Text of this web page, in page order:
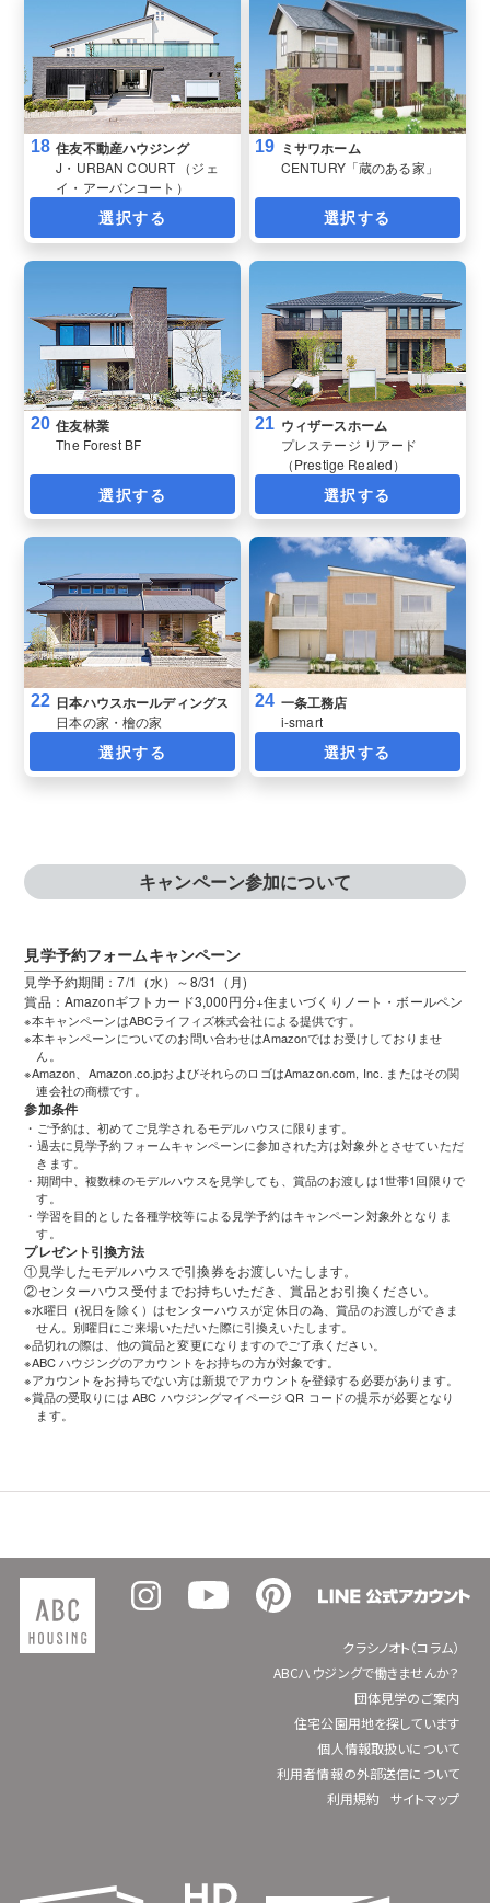
18 住友不動産ハウジング
J・URBAN COURT （ジェ
イ・アーバンコート）
選択する
19 ミサワホーム
CENTURY「蔵のある家」
選択する
20 住友林業
The Forest BF
選択する
21 ウィザースホーム
プレステージ リアード
（Prestige Realed）
選択する
22 日本ハウスホールディングス
日本の家・檜の家
選択する
24 一条工務店
i-smart
選択する
キャンペーン参加について
見学予約フォームキャンペーン
見学予約期間：7/1（水）～8/31（月)
賞品：Amazonギフトカード3,000円分+住まいづくりノート・ボールペン
※本キャンペーンはABCライフィズ株式会社による提供です。
※本キャンペーンについてのお問い合わせはAmazonではお受けしておりませ
ん。
※Amazon、Amazon.co.jpおよびそれらのロゴはAmazon.com, Inc. またはその関
連会社の商標です。
参加条件
・ご予約は、初めてご見学されるモデルハウスに限ります。
・過去に見学予約フォームキャンペーンに参加された方は対象外とさせていただ
きます。
・期間中、複数棟のモデルハウスを見学しても、賞品のお渡しは1世帯1回限りで
す。
・学習を目的とした各種学校等による見学予約はキャンペーン対象外となりま
す。
プレゼント引換方法
①見学したモデルハウスで引換券をお渡しいたします。
②センターハウス受付までお持ちいただき、賞品とお引換ください。
※水曜日（祝日を除く）はセンターハウスが定休日の為、賞品のお渡しができま
せん。別曜日にご来場いただいた際に引換えいたします。
※品切れの際は、他の賞品と変更になりますのでご了承ください。
※ABC ハウジングのアカウントをお持ちの方が対象です。
※アカウントをお持ちでない方は新規でアカウントを登録する必要があります。
※賞品の受取りには ABC ハウジングマイページ QR コードの提示が必要となり
ます。
クラシノオト（コラム）
ABCハウジングで働きませんか？
団体見学のご案内
住宅公園用地を探しています
個人情報取扱いについて
利用者情報の外部送信について
利用規約
サイトマップ